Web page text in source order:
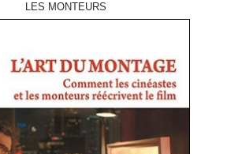
LES MONTEURS